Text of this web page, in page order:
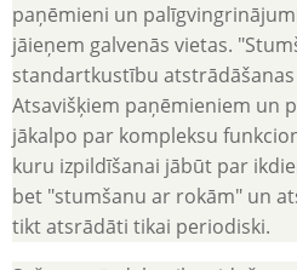
paņēmieni un
jāieņem galvenās vietas.
standartkustību
Atsavišķiem paņēmieniem un
jākalpo par kompleksu
kuru izpildīšanai jābūt par
bet "stumšanu ar rokām" un
tikt atsrādāti tikai periodiski.